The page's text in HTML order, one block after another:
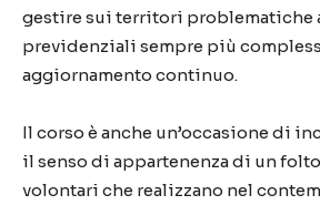
gestire sui territori problematiche
previdenziali sempre più
aggiornamento continuo.
Il corso è anche un’occasione di
il senso di appartenenza di un
volontari che realizzano nel